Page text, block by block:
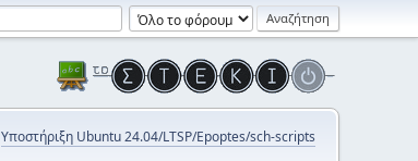
Υποστήριξη Ubuntu 24.04/LTSP/Epoptes/sch-scripts